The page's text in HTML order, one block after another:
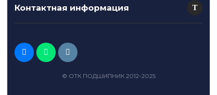
Контактная информация
© ОТК ПОДШИПНИК 2012-2025